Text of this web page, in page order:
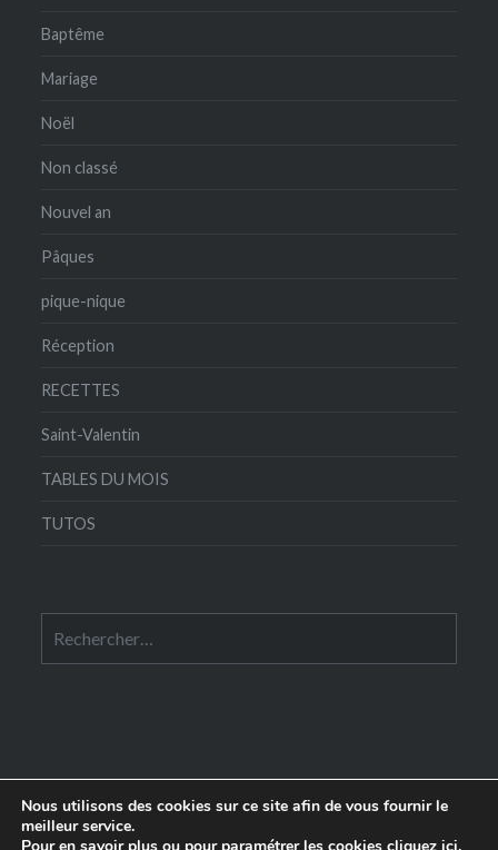
Baptême
Mariage
Noël
Non classé
Nouvel an
Pâques
pique-nique
Réception
RECETTES
Saint-Valentin
TABLES DU MOIS
TUTOS
Nous utilisons des cookies sur ce site afin de vous fournir le
meilleur service.